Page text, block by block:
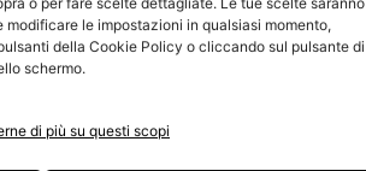
le impostazioni in qualsiasi momento,
della Cookie Policy o cliccando sul pulsante di
schermo.
di più su questi scopi
a presentare soluzioni
cercano tecnologie in
momenti di
cartario.